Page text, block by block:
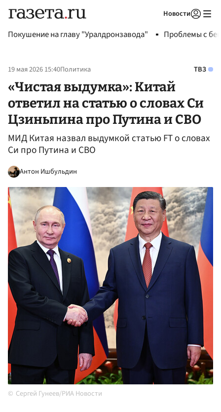
Новости
Покушение на главу "Уралдронзавода" Проблемы с
19 мая 2026 15:40Политика ТВЗ
«Чистая выдумка»: Китай
ответил на статью о словах Си
Цзиньпина про Путина и СВО
МИД Китая назвал выдумкой статью FT о словах
Си про Путина и СВО
Антон Ишбульдин
Сергей Гунеев/РИА Новости